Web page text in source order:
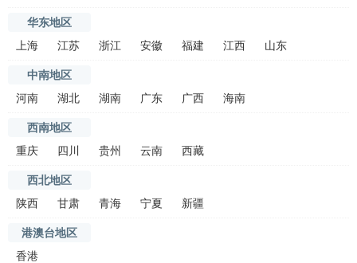
华东地区
上海
江苏 浙江 安徽 福建 江西 山东
中南地区
河南
湖北 湖南 广东 广西 海南
西南地区
重庆
四川 贵州 云南 西藏
西北地区
陕西
甘肃 青海 宁夏 新疆
港澳台地区
香港